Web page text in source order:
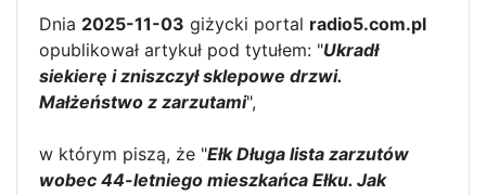
Dnia 2025-11-03 giżycki portal radio5.com.pl
opublikował artykuł pod tytułem: "Ukradł
siekierę i zniszczył sklepowe drzwi.
Małżeństwo z zarzutami",
w którym piszą, że "Ełk Długa lista zarzutów
wobec 44-letniego mieszkańca Ełku. Jak